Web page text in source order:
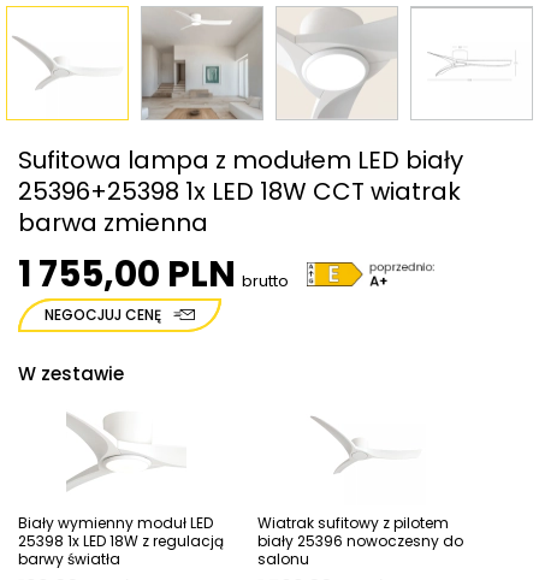
Sufitowa lampa z modułem LED biały
25396+25398 1x LED 18W CCT wiatrak
barwa zmienna
1 755,00 PLN brutto
NEGOCJUJ CENĘ
W zestawie
Biały wymienny moduł LED
25398 1x LED 18W z regulacją
barwy światła
Wiatrak sufitowy z pilotem
biały 25396 nowoczesny do
salonu